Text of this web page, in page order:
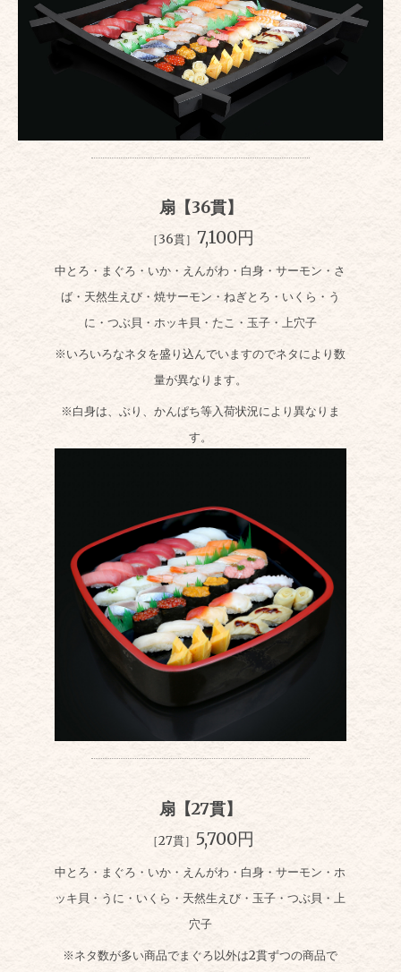
扇【36貫】
［36貫］ 7,100円
中とろ・まぐろ・いか・えんがわ・白身・サーモン・さ
ば・天然生えび・焼サーモン・ねぎとろ・いくら・う
に・つぶ貝・ホッキ貝・たこ・玉子・上穴子
※いろいろなネタを盛り込んでいますのでネタにより数
量が異なります。
※白身は、ぶり、かんぱち等入荷状況により異なりま
す。
扇【27貫】
［27貫］ 5,700円
中とろ・まぐろ・いか・えんがわ・白身・サーモン・ホ
ッキ貝・うに・いくら・天然生えび・玉子・つぶ貝・上
穴子
※ネタ数が多い商品でまぐろ以外は2貫ずつの商品で